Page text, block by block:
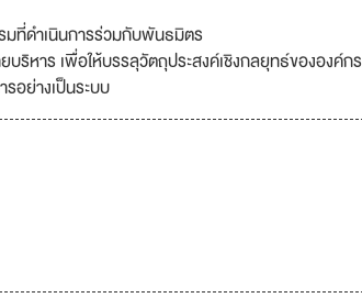
มที่ดำเนินการร่วมกับพันธมิตร
ริหาร เพื่อให้บรรลุวัตถุประสงค์เชิงกลยุทธ์ขององค์กร
อย่างเป็นระบบ